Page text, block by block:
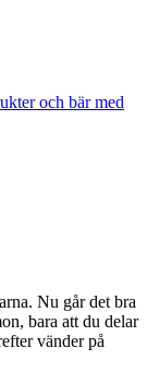
och bär med
Nu går det bra
bara att du delar
vänder på